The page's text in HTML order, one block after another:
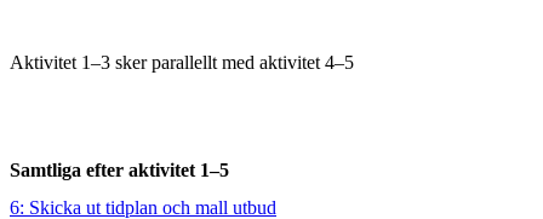
Aktivitet 1–3 sker parallellt med aktivitet 4–5
Samtliga efter aktivitet 1–5
6: Skicka ut tidplan och mall utbud